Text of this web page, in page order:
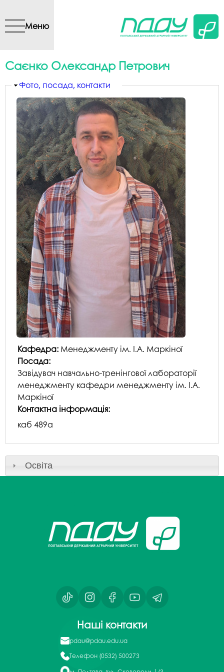
вмісту
Меню
Саєнко Олександр Петрович
ПриховатиФото, посада, контакти
Кафедра: Менеджменту ім. І.А. Маркіної
Посада:
Завідувач навчально-тренінгової лабораторії
менеджменту кафедри менеджменту ім. І.А.
Маркіної
Контактна інформація:
каб 489а
Освіта
Наші контакти
pdau@pdau.edu.ua
Телефон (0532) 500273